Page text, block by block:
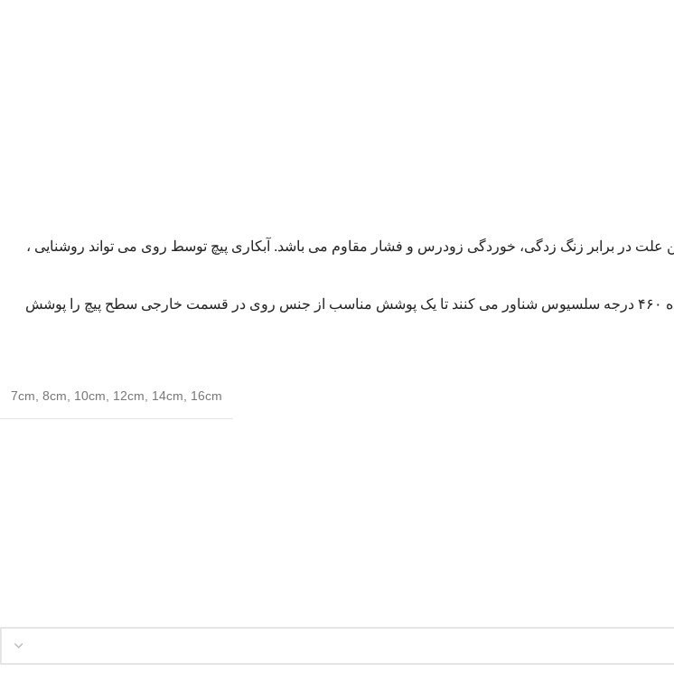
علت در برابر زنگ زدگی، خوردگی زودرس و فشار مقاوم می باشد. آبکاری پیچ توسط روی می تواند روشنایی ،
در فرایند تولید پیچ، بعد از تراشکاری، قطعه را در داخل یک دیگ حاوی مذابِ روی با دمای حدوده ۴۶۰ درجه سلسیوس شناور می کنند تا یک پوشش مناسب از جنس روی در قسمت خارجی سطح پیچ را پوشش
7cm 8cm 10cm 12cm 14cm 16cm